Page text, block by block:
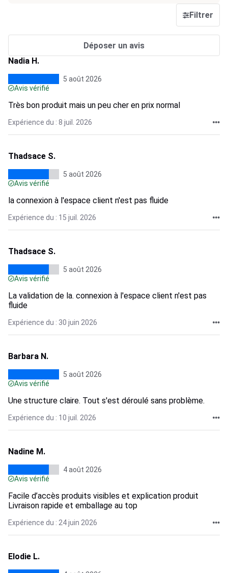
Filtrer
Déposer un avis
Nadia H.
5 août 2026
Avis vérifié
Très bon produit mais un peu cher en prix normal
Expérience du : 8 juil. 2026
Thadsace S.
5 août 2026
Avis vérifié
la connexion à l'espace client n'est pas fluide
Expérience du : 15 juil. 2026
Thadsace S.
5 août 2026
Avis vérifié
La validation de la. connexion à l'espace client n'est pas
fluide
Expérience du : 30 juin 2026
Barbara N.
5 août 2026
Avis vérifié
Une structure claire. Tout s'est déroulé sans problème.
Expérience du : 10 juil. 2026
Nadine M.
4 août 2026
Avis vérifié
Facile d’accès produits visibles et explication produit
Livraison rapide et emballage au top
Expérience du : 24 juin 2026
Elodie L.